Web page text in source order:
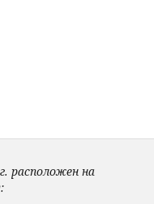
расположен на